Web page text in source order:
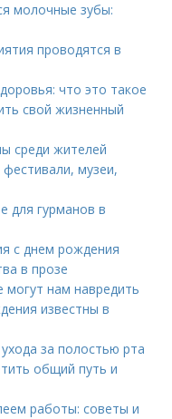
молочные зубы:
проводятся в
что это такое
свой жизненный
среди жителей
музеи,
для гурманов в
с днем рождения
в прозе
могут нам навредить
известны в
за полостью рта
общий путь и
работы: советы и